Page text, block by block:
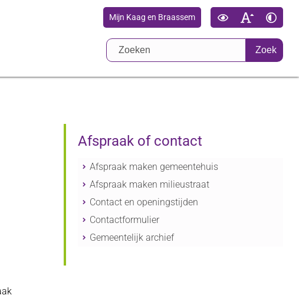
Mijn Kaag en Braassem
Zoek
Afspraak of contact
Afspraak maken gemeentehuis
Afspraak maken milieustraat
Contact en openingstijden
Contactformulier
Gemeentelijk archief